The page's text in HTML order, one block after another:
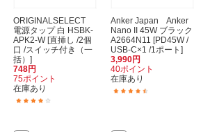
ORIGINALSELECT
電源タップ 白 HSBK-
APK2-W [直挿し /2個
口 /スイッチ付き（一
括）]
748円
75ポイント
在庫あり
Anker Japan Anker
Nano II 45W ブラック
A2664N11 [PD45W /
USB-C×1 /1ポート]
3,990円
40ポイント
在庫あり